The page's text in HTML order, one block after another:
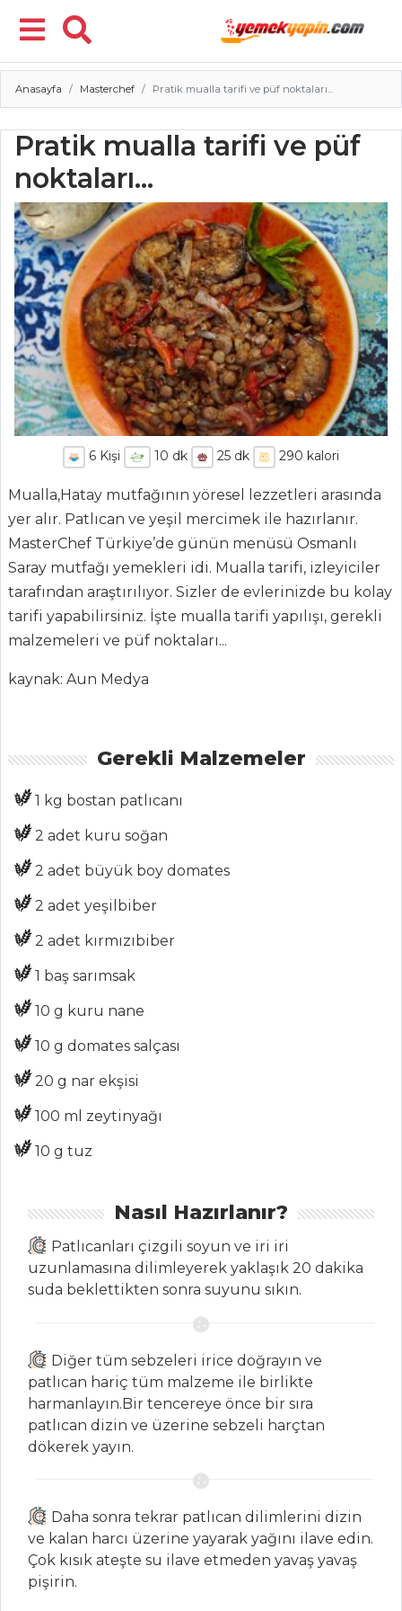
Menü
ANASAYFA
BLOG
Haber
ŞEFİN TARİFLERİ
MENÜLER
Tüm
Kategoriler
PILAV VE
KUZU ETLİ VE
DEREOTLU VE
CİĞERLİ PİLAV
Arpa Şehriyeli
Pilav ve Makarna
Tüm Tarifleri
HAMUR İŞLERI
Tart
YEŞİLLİ ANNE
KURABİYESİ
Limonlu
Kurabiye
Tarifleri
ÇORBALAR
Anasayfa Masterchef Pratik mualla tarifi ve püf noktaları...
Pratik mualla tarifi ve püf
noktaları...
6 Kişi 10 dk 25dk 290 kalori
Mualla,Hatay mutfağının yöresel lezzetleri arasında
yer alır. Patlıcan ve yeşil mercimek ile hazırlanır.
MasterChef Türkiye’de günün menüsü Osmanlı
Saray mutfağı yemekleri idi. Mualla tarifi, izleyiciler
tarafından araştırılıyor. Sizler de evlerinizde bu kolay
tarifi yapabilirsiniz. İşte mualla tarifi yapılışı, gerekli
malzemeleri ve püf noktaları...
kaynak: Aun Medya
Gerekli Malzemeler
1 kg bostan patlıcanı
2 adet kuru soğan
2 adet büyük boy domates
2 adet yeşilbiber
2 adet kırmızıbiber
1 baş sarımsak
10 g kuru nane
10 g domates salçası
20 g nar ekşisi
100 ml zeytinyağı
10 g tuz
Nasıl Hazırlanır?
Patlıcanları çizgili soyun ve iri iri
uzunlamasına dilimleyerek yaklaşık 20 dakika
suda beklettikten sonra suyunu sıkın.
Diğer tüm sebzeleri irice doğrayın ve
patlıcan hariç tüm malzeme ile birlikte
harmanlayın.Bir tencereye önce bir sıra
patlıcan dizin ve üzerine sebzeli harçtan
dökerek yayın.
Daha sonra tekrar patlıcan dilimlerini dizin
ve kalan harcı üzerine yayarak yağını ilave edin.
Çok kısık ateşte su ilave etmeden yavaş yavaş
pişirin.